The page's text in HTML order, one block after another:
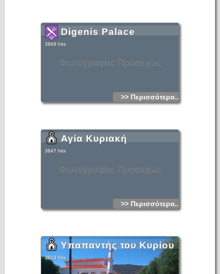
Φωτογραφίες Προσεχώς
Digenis Palace
3869 hits
>> Περισσότερα...
Φωτογραφίες Προσεχώς
Αγία Κυριακή
3847 hits
>> Περισσότερα...
Υπαπαντής του Κυρίου
3813 hits